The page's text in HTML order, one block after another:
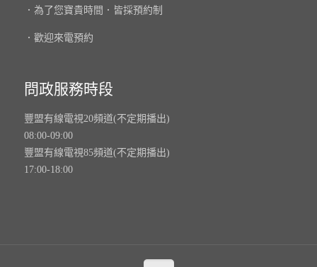
．為了您寶貴時間．皆採預約制
．歡迎來電預約
問政服務時段
豐盟有線電視20頻道(不定期播出)
08:00-09:00
豐盟有線電視85頻道(不定期播出)
17:00-18:00